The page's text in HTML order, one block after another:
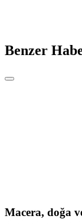
Benzer
Macera, doğa